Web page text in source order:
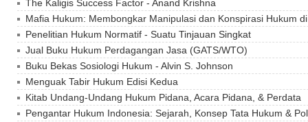
The Kaligis Success Factor - Anand Krishna
Mafia Hukum: Membongkar Manipulasi dan Konspirasi Hukum
Penelitian Hukum Normatif - Suatu Tinjauan Singkat
Jual Buku Hukum Perdagangan Jasa (GATS/WTO)
Buku Bekas Sosiologi Hukum - Alvin S. Johnson
Menguak Tabir Hukum Edisi Kedua
Kitab Undang-Undang Hukum Pidana, Acara Pidana, & Perdata
Pengantar Hukum Indonesia: Sejarah, Konsep Tata Hukum &